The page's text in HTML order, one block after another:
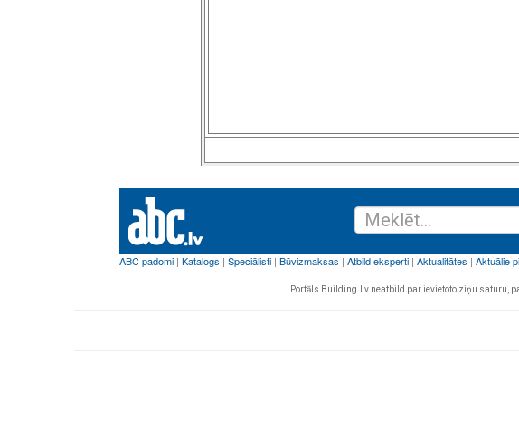
Portāls Building.Lv neatbild par ievietoto ziņu saturu,